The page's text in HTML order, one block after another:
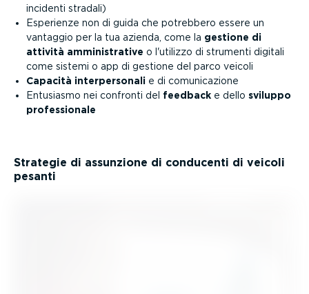
incidenti stradali)
Esperienze non di guida che potrebbero essere un
vantaggio per la tua azienda, come la gestione di
attività ammini­strative o l'utilizzo di strumenti digitali
come sistemi o app di gestione del parco veicoli
Capacità inter­per­sonalie di comuni­ca­zione
Entusiasmo nei confronti del feedbacke dello sviluppo
profes­sionale
Strategie di assunzione di conducenti di veicoli
pesanti